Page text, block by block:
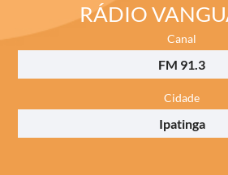
RÁDIO
Canal
FM 91.3
Cidade
Ipatinga